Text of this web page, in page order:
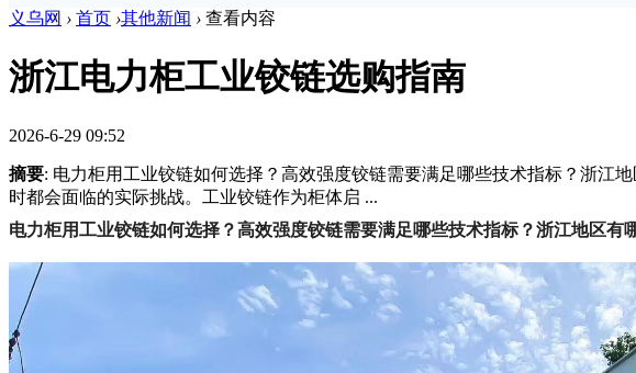
义乌网 › 首页 ›其他新闻 › 查看内容
浙江电力柜工业铰链选购指南
2026-6-29 09:52
摘要: 电力柜用工业铰链如何选择？高效强度铰链需要满足哪些技术指标？浙江
时都会面临的实际挑战。工业铰链作为柜体启 ...
电力柜用工业铰链如何选择？高效强度铰链需要满足哪些技术指标？浙江地区有